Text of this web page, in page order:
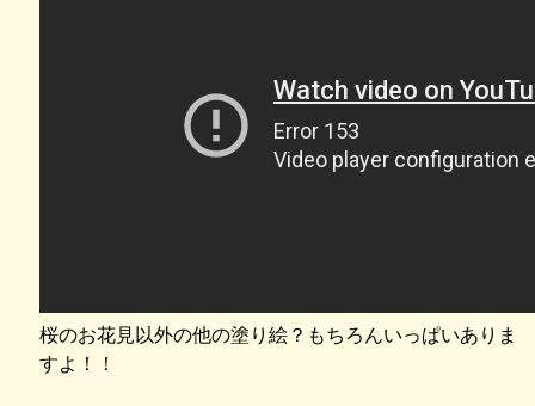
桜のお花見以外の他の塗り絵？もちろんいっぱいありま
すよ！！